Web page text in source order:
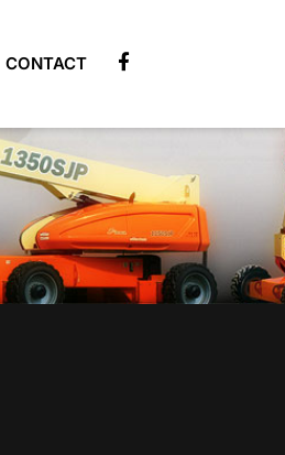
CONTACT